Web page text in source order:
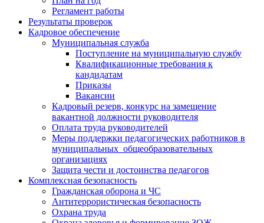
Регламент работы
Результаты проверок
Кадровое обеспечение
Муниципальная служба
Поступление на муниципальную службу
Квалификационные требования к
кандидатам
Приказы
Вакансии
Кадровый резерв, конкурс на замещение
вакантной должности руководителя
Оплата труда руководителей
Меры поддержки педагогических работников в
муниципальных общеобразовательных
организациях
Защита чести и достоинства педагогов
Комплексная безопасность
Гражданская оборона и ЧС
Антитеррористическая безопасность
Охрана труда